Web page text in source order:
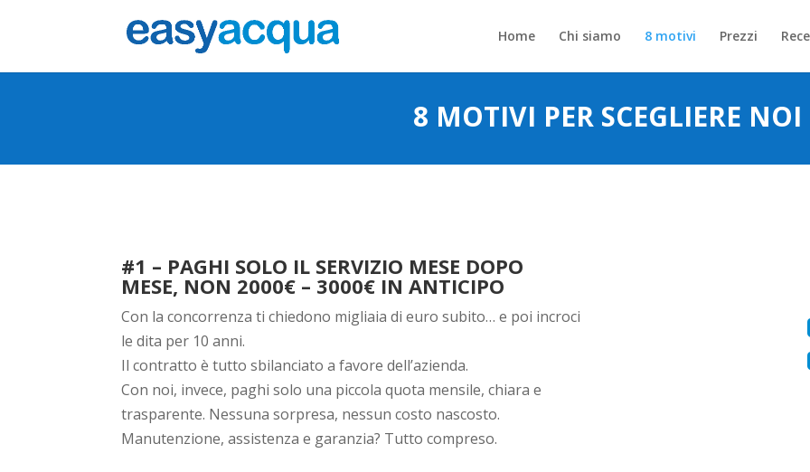
Home Chi siamo 8 motivi Prezzi
8 MOTIVI PER SCEGLIERE NOI
#1 – PAGHI SOLO IL SERVIZIO MESE DOPO
MESE, NON 2000€ – 3000€ IN ANTICIPO
Con la concorrenza ti chiedono migliaia di euro subito… e poi incroci
le dita per 10 anni.
Il contratto è tutto sbilanciato a favore dell’azienda.
Con noi, invece, paghi solo una piccola quota mensile, chiara e
trasparente. Nessuna sorpresa, nessun costo nascosto.
Manutenzione, assistenza e garanzia? Tutto compreso.